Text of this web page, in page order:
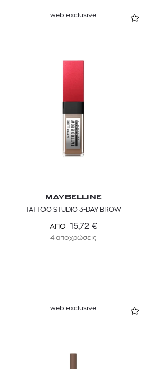
web exclusive
MAYBELLINE
TATTOO STUDIO 3-DAY BROW
ΑΠΟ 15,72 €
4 αποχρώσεις
web exclusive